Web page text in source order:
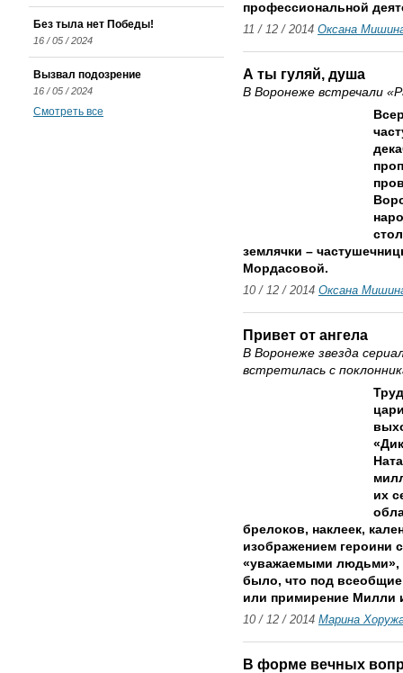
профессиональной
11 / 12 / 2014 Оксана
А ты гуляй, душа
В Воронеже встречали
землячки –
Мордасовой.
10 / 12 / 2014 Оксана
Привет от ангела
В Воронеже звезда
встретилась с
их
брелоков, наклеек,
изображением героини
«уважаемыми людьми»,
было, что под
или примирение Милли
10 / 12 / 2014 Марина
В форме вечных
Без тыла нет Победы!
16 / 05 / 2024
Вызвал подозрение
16 / 05 / 2024
Смотреть все